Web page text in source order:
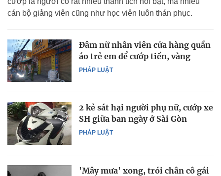
cán bộ giảng viên cũng như học viên luôn thán phục.
PHÁP LUẬT
Đâm nữ nhân viên cửa hàng quần
áo trẻ em để cướp tiền, vàng
PHÁP LUẬT
2 kẻ sát hại người phụ nữ, cướp xe
SH giữa ban ngày ở Sài Gòn
'Mây mưa' xong, trói chân cô gái